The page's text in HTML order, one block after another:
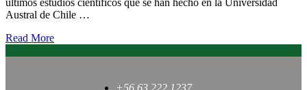
Austral de Chile …
Read More
+56 63 222 1237